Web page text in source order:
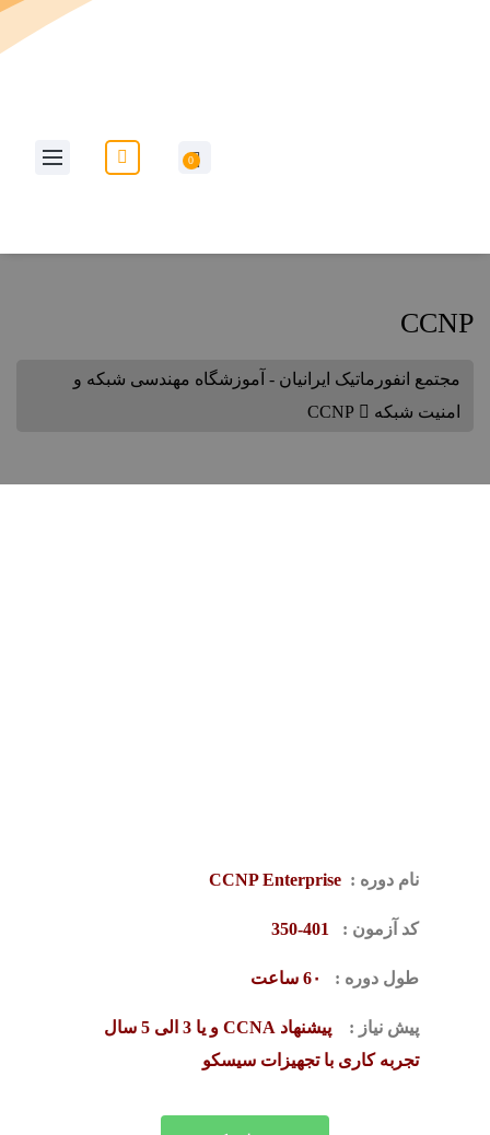
به وب سایت مجتمع انفورماتیک ایرانیان خوش آمدید...
0
CCNP
مجتمع انفورماتیک ایرانیان - آموزشگاه مهندسی شبکه و
امنیت شبکه
CCNP
نام دوره : CCNP Enterprise
کد آزمون : 401-350
طول دوره : 6۰ ساعت
پیش نیاز :
پیشنهاد CCNA و یا 3 الی 5 سال
تجربه کاری با تجهیزات سیسکو